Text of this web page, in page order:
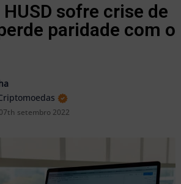
sofre crise de
paridade com o
07th setembro 2022